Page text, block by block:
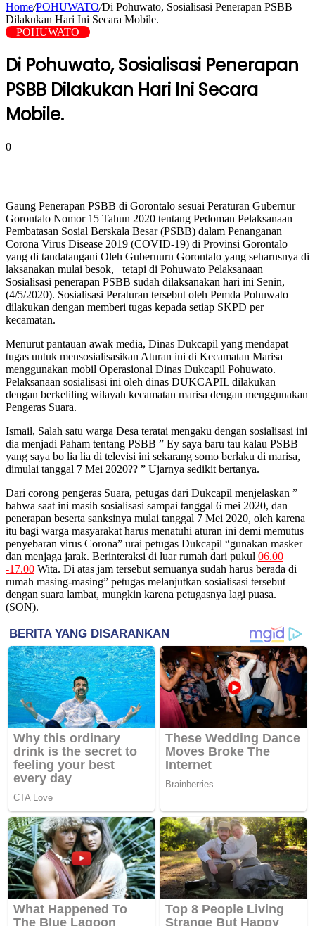
Home/POHUWATO/Di Pohuwato, Sosialisasi Penerapan PSBB
Dilakukan Hari Ini Secara Mobile.
POHUWATO
Di Pohuwato, Sosialisasi Penerapan
PSBB Dilakukan Hari Ini Secara
Mobile.
0
Gaung Penerapan PSBB di Gorontalo sesuai Peraturan Gubernur
Gorontalo Nomor 15 Tahun 2020 tentang Pedoman Pelaksanaan
Pembatasan Sosial Berskala Besar (PSBB) dalam Penanganan
Corona Virus Disease 2019 (COVID-19) di Provinsi Gorontalo
yang di tandatangani Oleh Gubernuru Gorontalo yang seharusnya di
laksanakan mulai besok, tetapi di Pohuwato Pelaksanaan
Sosialisasi penerapan PSBB sudah dilaksanakan hari ini Senin,
(4/5/2020). Sosialisasi Peraturan tersebut oleh Pemda Pohuwato
dilakukan dengan memberi tugas kepada setiap SKPD per
kecamatan.
Menurut pantauan awak media, Dinas Dukcapil yang mendapat
tugas untuk mensosialisasikan Aturan ini di Kecamatan Marisa
menggunakan mobil Operasional Dinas Dukcapil Pohuwato.
Pelaksanaan sosialisasi ini oleh dinas DUKCAPIL dilakukan
dengan berkeliling wilayah kecamatan marisa dengan menggunakan
Pengeras Suara.
Ismail, Salah satu warga Desa teratai mengaku dengan sosialisasi ini
dia menjadi Paham tentang PSBB ” Ey saya baru tau kalau PSBB
yang saya bo lia lia di televisi ini sekarang somo berlaku di marisa,
dimulai tanggal 7 Mei 2020?? ” Ujarnya sedikit bertanya.
Dari corong pengeras Suara, petugas dari Dukcapil menjelaskan ”
bahwa saat ini masih sosialisasi sampai tanggal 6 mei 2020, dan
penerapan beserta sanksinya mulai tanggal 7 Mei 2020, oleh karena
itu bagi warga masyarakat harus menatuhi aturan ini demi memutus
penyebaran virus Corona” urai petugas Dukcapil “gunakan masker
dan menjaga jarak. Berinteraksi di luar rumah dari pukul 06.00
-17.00 Wita. Di atas jam tersebut semuanya sudah harus berada di
rumah masing-masing” petugas melanjutkan sosialisasi tersebut
dengan suara lambat, mungkin karena petugasnya lagi puasa.
(SON).